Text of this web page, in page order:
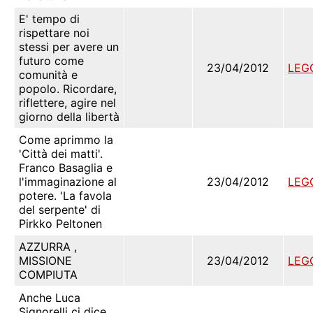
E' tempo di
rispettare noi
stessi per avere un
futuro come
comunità e
popolo. Ricordare,
riflettere, agire nel
giorno della libertà
23/04/2012
Come aprimmo la
'Città dei matti'.
Franco Basaglia e
l'immaginazione al
potere. 'La favola
del serpente' di
Pirkko Peltonen
23/04/2012
AZZURRA ,
MISSIONE
COMPIUTA
23/04/2012
Anche Luca